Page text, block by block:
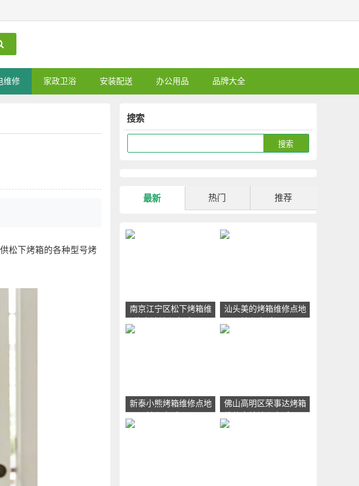
维修 家政卫浴 安装配送 办公用品 品牌大全
松下烤箱的各种型号烤
搜索
最新 热门 推荐
南京江宁区松下烤箱维
修点地址和电话号码
汕头美的烤箱维修点地
址和电话号码
新泰小熊烤箱维修点地
址和电话号码
佛山高明区荣事达烤箱
维修点地址和电话号码